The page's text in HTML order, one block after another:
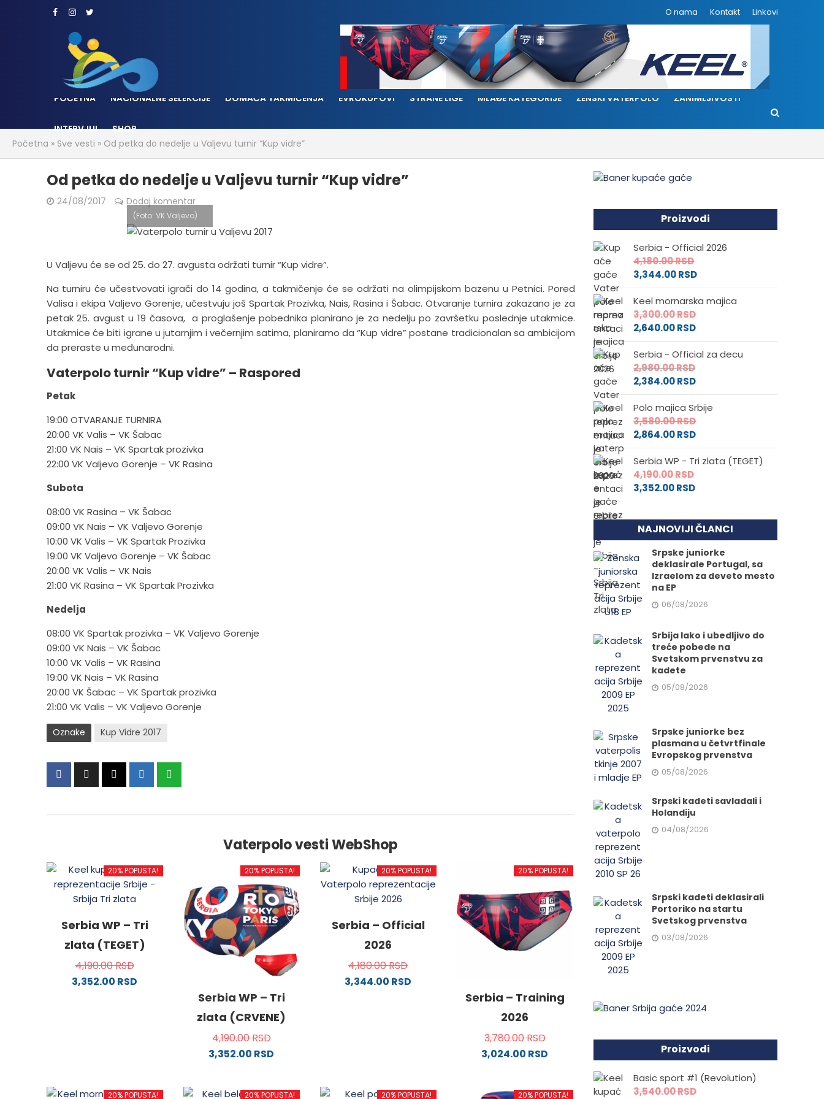
O nama Kontakt Linkovi
POČETNA NACIONALNE SELEKCIJE DOMAĆA TAKMIČENJA EVROKUPOVI STRANE LIGE MLAĐE KATEGORIJE ŽENSKI VATERPOLO ZANIMLJIVOSTI
INTERVJUI
SHOP
Početna » Sve vesti » Od petka do nedelje u Valjevu turnir “Kup vidre”
Od petka do nedelje u Valjevu turnir “Kup vidre”
24/08/2017 Dodaj komentar
(Foto: VK Valjevo)
U Valjevu će se od 25. do 27. avgusta održati turnir “Kup vidre”.
Na turniru će učestvovati igrači do 14 godina, a takmičenje će se održati na olimpijskom bazenu u Petnici. Pored
Valisa i ekipa Valjevo Gorenje, učestvuju još Spartak Prozivka, Nais, Rasina i Šabac. Otvaranje turnira zakazano je za
petak 25. avgust u 19 časova, a proglašenje pobednika planirano je za nedelju po završetku poslednje utakmice.
Utakmice će biti igrane u jutarnjim i večernjim satima, planiramo da “Kup vidre” postane tradicionalan sa ambicijom
da preraste u međunarodni.
Vaterpolo turnir “Kup vidre” – Raspored
Petak
19:00 OTVARANJE TURNIRA
20:00 VK Valis – VK Šabac
21:00 VK Nais – VK Spartak prozivka
22:00 VK Valjevo Gorenje – VK Rasina
Subota
08:00 VK Rasina – VK Šabac
09:00 VK Nais – VK Valjevo Gorenje
10:00 VK Valis – VK Spartak Prozivka
19:00 VK Valjevo Gorenje – VK Šabac
20:00 VK Valis – VK Nais
21:00 VK Rasina – VK Spartak Prozivka
Nedelja
08:00 VK Spartak prozivka – VK Valjevo Gorenje
09:00 VK Nais – VK Šabac
10:00 VK Valis – VK Rasina
19:00 VK Nais – VK Rasina
20:00 VK Šabac – VK Spartak prozivka
21:00 VK Valis – VK Valjevo Gorenje
Oznake Kup Vidre 2017
Vaterpolo vesti WebShop
20% POPUSTA!
Serbia WP – Tri
zlata (TEGET)
4,190.00RSD
3,352.00 RSD
20% POPUSTA!
Serbia WP – Tri
zlata (CRVENE)
4,190.00RSD
3,352.00 RSD
20% POPUSTA!
Serbia – Official
2026
4,180.00RSD
3,344.00 RSD
20% POPUSTA!
Serbia – Training
2026
3,780.00RSD
3,024.00 RSD
20% POPUSTA! 20% POPUSTA! 20% POPUSTA! 20% POPUSTA!
Proizvodi
Serbia - Official 2026
4,180.00RSD
3,344.00RSD
Keel mornarska majica
3,300.00RSD
2,640.00RSD
Serbia - Official za decu
2,980.00RSD
2,384.00RSD
Polo majica Srbije
3,580.00RSD
2,864.00RSD
Serbia WP - Tri zlata (TEGET)
4,190.00RSD
3,352.00RSD
NAJNOVIJI ČLANCI
Srpske juniorke
deklasirale Portugal, sa
Izraelom za deveto mesto
na EP
06/08/2026
Srbija lako i ubedljivo do
treće pobede na
Svetskom prvenstvu za
kadete
05/08/2026
Srpske juniorke bez
plasmana u četvrtfinale
Evropskog prvenstva
05/08/2026
Srpski kadeti savladali i
Holandiju
04/08/2026
Srpski kadeti deklasirali
Portoriko na startu
Svetskog prvenstva
03/08/2026
Proizvodi
Basic sport #1 (Revolution)
3,540.00RSD